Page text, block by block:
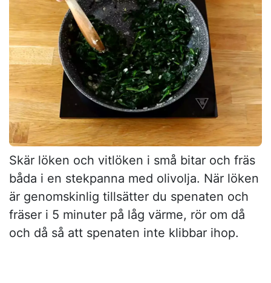
Skär löken och vitlöken i små bitar och fräs
båda i en stekpanna med olivolja. När löken
är genomskinlig tillsätter du spenaten och
fräser i 5 minuter på låg värme, rör om då
och då så att spenaten inte klibbar ihop.